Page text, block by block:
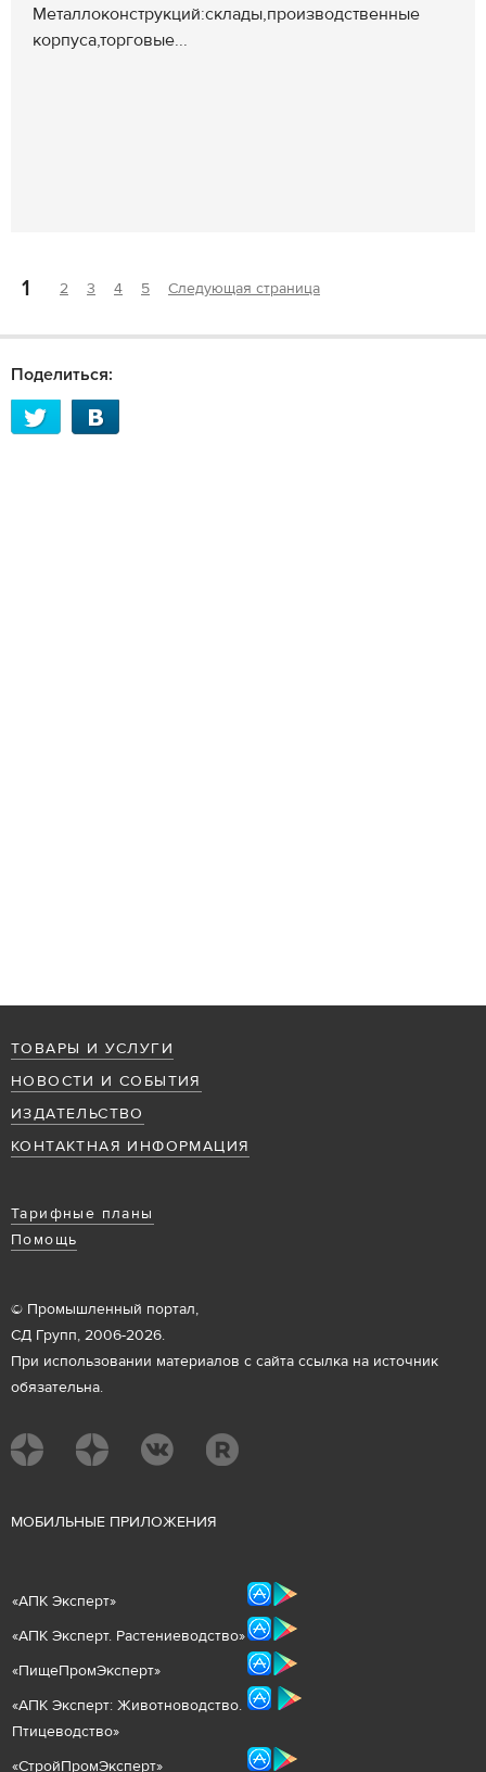
Металлоконструкций:склады,производственные
корпуса,торговые...
1 2 3 4 5 Следующая страница
Поделиться:
ТОВАРЫ И УСЛУГИ
НОВОСТИ И СОБЫТИЯ
ИЗДАТЕЛЬСТВО
КОНТАКТНАЯ ИНФОРМАЦИЯ
Тарифные планы
Помощь
© Промышленный портал,
СД Групп, 2006-2026.
При использовании материалов с сайта ссылка на источник
обязательна.
МОБИЛЬНЫЕ ПРИЛОЖЕНИЯ
«АПК Эксперт»
«АПК Эксперт. Растениеводство»
«ПищеПромЭксперт»
«АПК Эксперт: Животноводство.
Птицеводство»
«СтройПромЭксперт»